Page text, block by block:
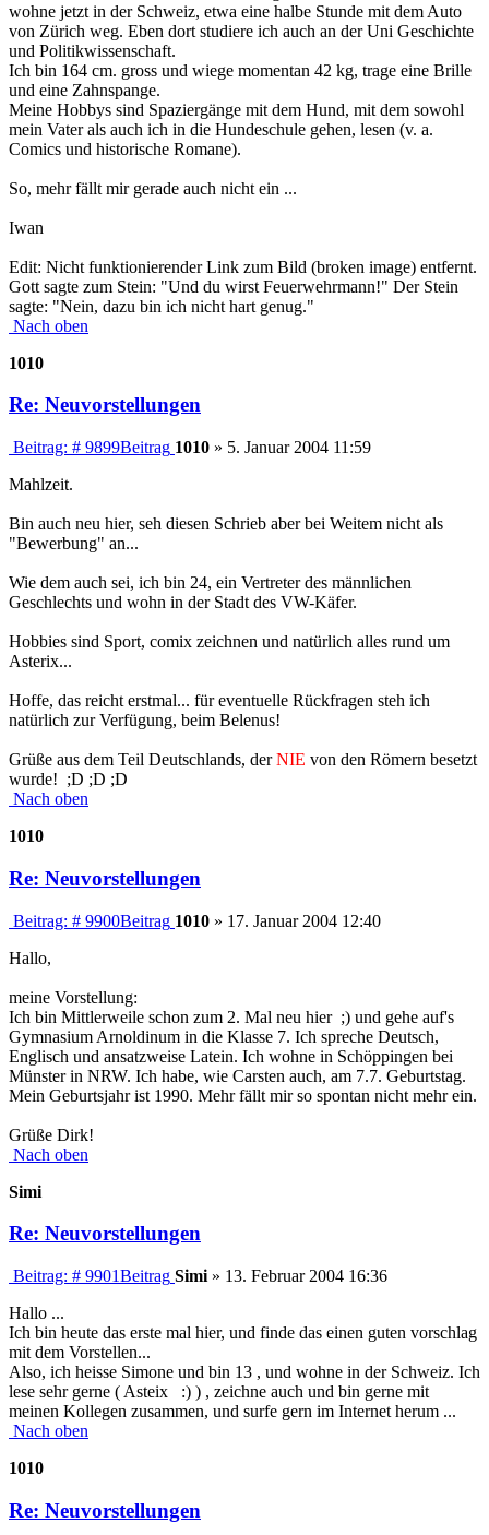
wohne jetzt in der Schweiz, etwa eine halbe Stunde mit dem Auto
von Zürich weg. Eben dort studiere ich auch an der Uni Geschichte
und Politikwissenschaft.
Ich bin 164 cm. gross und wiege momentan 42 kg, trage eine Brille
und eine Zahnspange.
Meine Hobbys sind Spaziergänge mit dem Hund, mit dem sowohl
mein Vater als auch ich in die Hundeschule gehen, lesen (v. a.
Comics und historische Romane).
So, mehr fällt mir gerade auch nicht ein ...
Iwan
Edit: Nicht funktionierender Link zum Bild (broken image) entfernt.
Gott sagte zum Stein: "Und du wirst Feuerwehrmann!" Der Stein
sagte: "Nein, dazu bin ich nicht hart genug."
Nach oben
1010
Re: Neuvorstellungen
Beitrag: # 9899Beitrag 1010 » 5. Januar 2004 11:59
Mahlzeit.
Bin auch neu hier, seh diesen Schrieb aber bei Weitem nicht als
"Bewerbung" an...
Wie dem auch sei, ich bin 24, ein Vertreter des männlichen
Geschlechts und wohn in der Stadt des VW-Käfer.
Hobbies sind Sport, comix zeichnen und natürlich alles rund um
Asterix...
Hoffe, das reicht erstmal... für eventuelle Rückfragen steh ich
natürlich zur Verfügung, beim Belenus!
Grüße aus dem Teil Deutschlands, derNIE von den Römern besetzt
wurde! ;D ;D ;D
Nach oben
1010
Re: Neuvorstellungen
Beitrag: # 9900Beitrag 1010 » 17. Januar 2004 12:40
Hallo,
meine Vorstellung:
Ich bin Mittlerweile schon zum 2. Mal neu hier ;) und gehe auf's
Gymnasium Arnoldinum in die Klasse 7. Ich spreche Deutsch,
Englisch und ansatzweise Latein. Ich wohne in Schöppingen bei
Münster in NRW. Ich habe, wie Carsten auch, am 7.7. Geburtstag.
Mein Geburtsjahr ist 1990. Mehr fällt mir so spontan nicht mehr ein.
Grüße Dirk!
Nach oben
Simi
Re: Neuvorstellungen
Beitrag: # 9901Beitrag Simi » 13. Februar 2004 16:36
Hallo ...
Ich bin heute das erste mal hier, und finde das einen guten vorschlag
mit dem Vorstellen...
Also, ich heisse Simone und bin 13 , und wohne in der Schweiz. Ich
lese sehr gerne ( Asteix :) ) , zeichne auch und bin gerne mit
meinen Kollegen zusammen, und surfe gern im Internet herum ...
Nach oben
1010
Re: Neuvorstellungen